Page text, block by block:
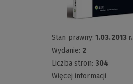
Stan prawny: 1.03.2013 r.
Wydanie: 2
Liczba stron: 304
Więcej informacji